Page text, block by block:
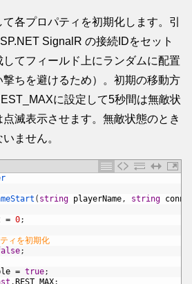
各プロパティを初期化します。引
SignalR の接続IDをセット
してフィールド上にランダムに配置
撃ちを避けるため）。初期の移動方
に設定して5秒間は無敵状
滅表示させます。無敵状態のとき
ません。
( string playerName, string
= 0;
ィを初期化
;
= true;